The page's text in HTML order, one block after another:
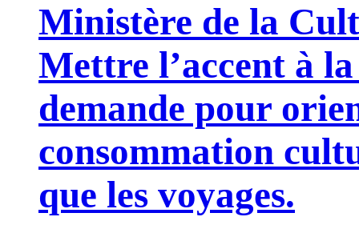
Ministère de la
Mettre l’accent à
demande pour
consommation
que les voyages.